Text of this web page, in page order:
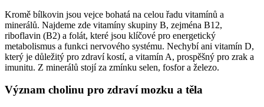
Kromě bílkovin jsou vejce bohatá na celou řadu vitamínů a
minerálů. Najdeme zde vitamíny skupiny B, zejména B12,
riboflavin (B2) a folát, které jsou klíčové pro energetický
metabolismus a funkci nervového systému. Nechybí ani vitamín D,
který je důležitý pro zdraví kostí, a vitamín A, prospěšný pro zrak a
imunitu. Z minerálů stojí za zmínku selen, fosfor a železo.
Význam cholinu pro zdraví mozku a těla